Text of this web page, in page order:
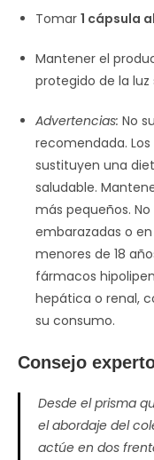
Tomar 1 cápsula
Mantener el
protegido de la luz
Advertencias: No
recomendada.
sustituyen una
saludable.
más pequeños.
embarazadas o
menores de 18
fármacos
hepática o renal,
su consumo.
Consejo
Desde el prisma
el abordaje del
actúe en dos